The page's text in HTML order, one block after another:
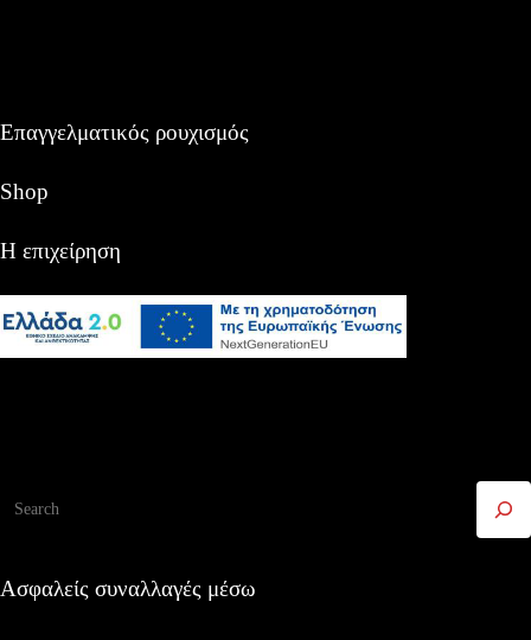
Επαγγελματικός ρουχισμός
Shop
Η επιχείρηση
Ασφαλείς συναλλαγές μέσω